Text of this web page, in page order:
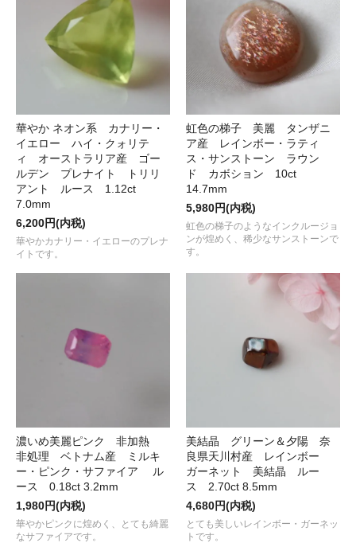
華やか ネオン系 カナリー・
イエロー ハイ・クォリテ
ィ オーストラリア産 ゴー
ルデン プレナイト トリリ
アント ルース 1.12ct
7.0mm
6,200円(内税)
華やかカナリー・イエローのプレナ
イトです。
虹色の梯子 美麗 タンザニ
ア産 レインボー・ラティ
ス・サンストーン ラウン
ド カボション 10ct
14.7mm
5,980円(内税)
虹色の梯子のようなインクルージョ
ンが煌めく、稀少なサンストーンで
す。
濃いめ美麗ピンク 非加熱
非処理 ベトナム産 ミルキ
ー・ピンク・サファイア ル
ース 0.18ct 3.2mm
1,980円(内税)
華やかピンクに煌めく、とても綺麗
なサファイアです。
美結晶 グリーン＆夕陽 奈
良県天川村産 レインボー
ガーネット 美結晶 ルー
ス 2.70ct 8.5mm
4,680円(内税)
とても美しいレインボー・ガーネッ
トです。